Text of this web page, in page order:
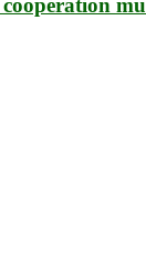
coopération